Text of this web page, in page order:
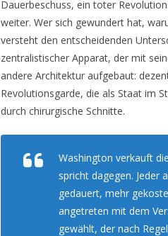
Dauerbeschuss, ein toter
weiter. Wer sich gewundert hat,
versteht den entscheidenden
zentralistischer Apparat, der mit
andere Architektur aufgebaut:
Revolutionsgarde, die als Staat im
durch chirurgische Schnitte.
Washington verkauft
spricht dagegen. Jeder
gedauert, mehr
angetreten mit dem
gewählt, der nach